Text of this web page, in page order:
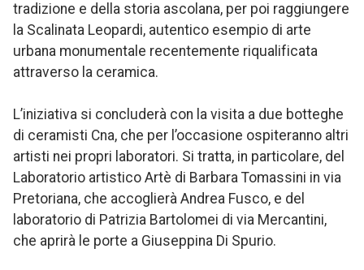
tradizione e della storia ascolana, per poi raggiungere
la Scalinata Leopardi, autentico esempio di arte
urbana monumentale recentemente riqualificata
attraverso la ceramica.
L’iniziativa si concluderà con la visita a due botteghe
di ceramisti Cna, che per l’occasione ospiteranno altri
artisti nei propri laboratori. Si tratta, in particolare, del
Laboratorio artistico Artè di Barbara Tomassini in via
Pretoriana, che accoglierà Andrea Fusco, e del
laboratorio di Patrizia Bartolomei di via Mercantini,
che aprirà le porte a Giuseppina Di Spurio.